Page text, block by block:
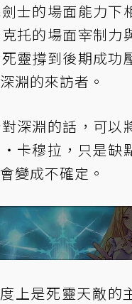
士的場面能力下
托的場面宰制力
靈撐到後期成功
深淵的來訪者 。
深淵的話，可以
‧卡穆拉 ，只是缺
變成不確定。
上是死靈天敵的